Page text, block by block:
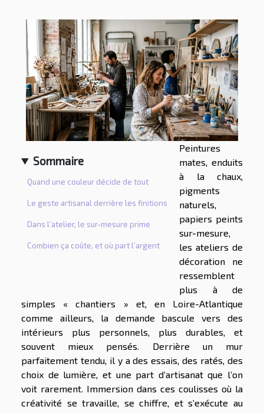
Sommaire
Quand une couleur décide de tout
Le geste artisanal derrière les finitions
Dans l’atelier, le sur-mesure prime
Combien ça coûte, et où part l’argent
Peintures
mates, enduits
à la chaux,
pigments
naturels,
papiers peints
sur-mesure,
les ateliers de
décoration ne
ressemblent
plus à de
simples « chantiers » et, en Loire-Atlantique
comme ailleurs, la demande bascule vers des
intérieurs plus personnels, plus durables, et
souvent mieux pensés. Derrière un mur
parfaitement tendu, il y a des essais, des ratés, des
choix de lumière, et une part d’artisanat que l’on
voit rarement. Immersion dans ces coulisses où la
créativité se travaille, se chiffre, et s’exécute au